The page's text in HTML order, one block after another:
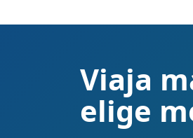
Viaja
elige